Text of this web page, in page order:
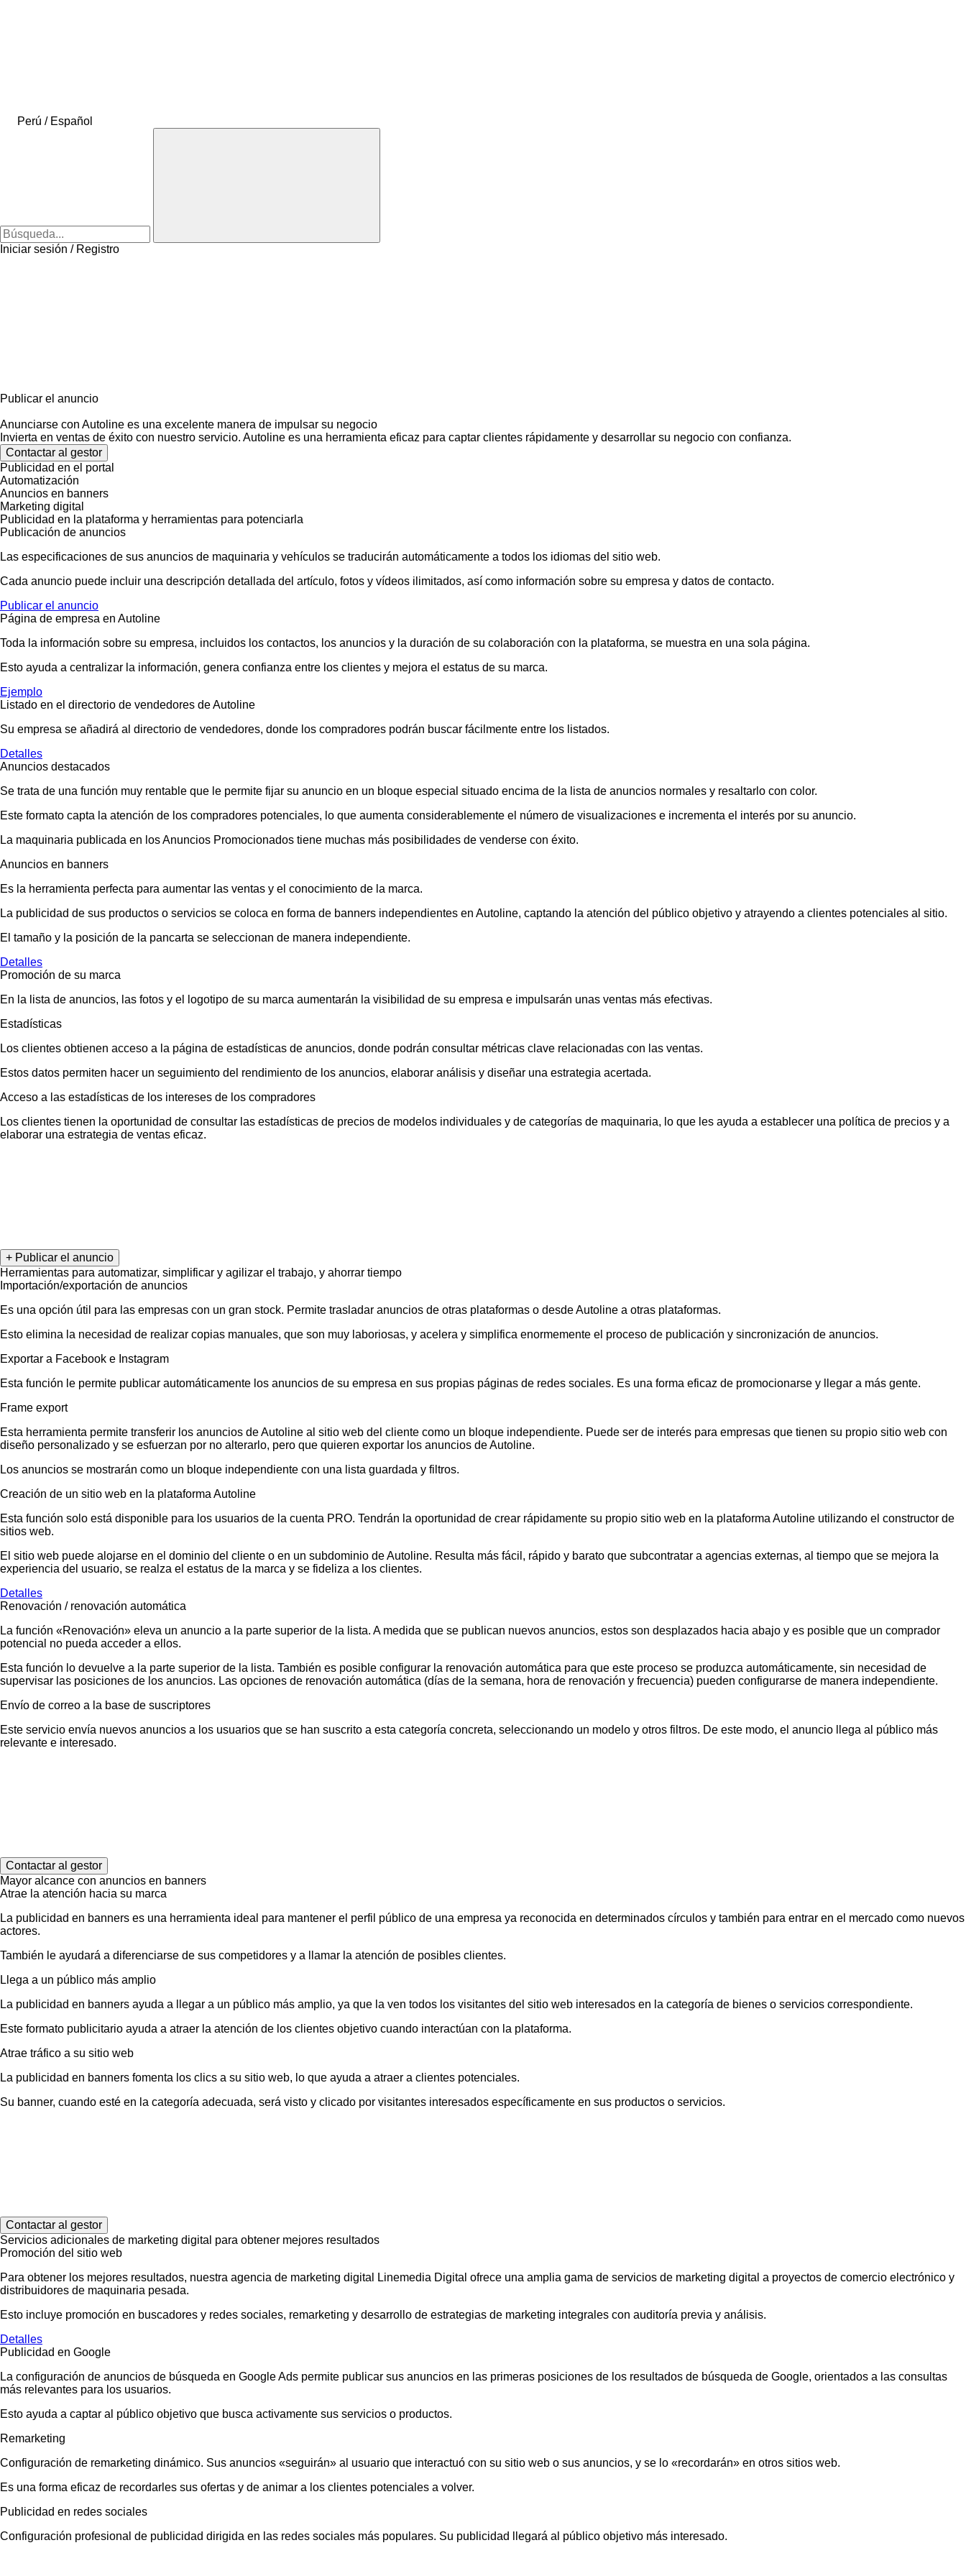
Perú / Español
Iniciar sesión / Registro
Publicar el anuncio
Anunciarse con Autoline es una excelente manera de impulsar su negocio
Invierta en ventas de éxito con nuestro servicio. Autoline es una herramienta eficaz para captar clientes rápidamente y desarrollar su negocio con confianza.
Contactar al gestor
Publicidad en el portal
Automatización
Anuncios en banners
Marketing digital
Publicidad en la plataforma y herramientas para potenciarla
Publicación de anuncios
Las especificaciones de sus anuncios de maquinaria y vehículos se traducirán automáticamente a todos los idiomas del sitio web.
Cada anuncio puede incluir una descripción detallada del artículo, fotos y vídeos ilimitados, así como información sobre su empresa y datos de contacto.
Publicar el anuncio
Página de empresa en Autoline
Toda la información sobre su empresa, incluidos los contactos, los anuncios y la duración de su colaboración con la plataforma, se muestra en una sola página.
Esto ayuda a centralizar la información, genera confianza entre los clientes y mejora el estatus de su marca.
Ejemplo
Listado en el directorio de vendedores de Autoline
Su empresa se añadirá al directorio de vendedores, donde los compradores podrán buscar fácilmente entre los listados.
Detalles
Anuncios destacados
Se trata de una función muy rentable que le permite fijar su anuncio en un bloque especial situado encima de la lista de anuncios normales y resaltarlo con color.
Este formato capta la atención de los compradores potenciales, lo que aumenta considerablemente el número de visualizaciones e incrementa el interés por su anuncio.
La maquinaria publicada en los Anuncios Promocionados tiene muchas más posibilidades de venderse con éxito.
Anuncios en banners
Es la herramienta perfecta para aumentar las ventas y el conocimiento de la marca.
La publicidad de sus productos o servicios se coloca en forma de banners independientes en Autoline, captando la atención del público objetivo y atrayendo a clientes potenciales al sitio.
El tamaño y la posición de la pancarta se seleccionan de manera independiente.
Detalles
Promoción de su marca
En la lista de anuncios, las fotos y el logotipo de su marca aumentarán la visibilidad de su empresa e impulsarán unas ventas más efectivas.
Estadísticas
Los clientes obtienen acceso a la página de estadísticas de anuncios, donde podrán consultar métricas clave relacionadas con las ventas.
Estos datos permiten hacer un seguimiento del rendimiento de los anuncios, elaborar análisis y diseñar una estrategia acertada.
Acceso a las estadísticas de los intereses de los compradores
Los clientes tienen la oportunidad de consultar las estadísticas de precios de modelos individuales y de categorías de maquinaria, lo que les ayuda a establecer una política de precios y a
elaborar una estrategia de ventas eficaz.
+ Publicar el anuncio
Herramientas para automatizar, simplificar y agilizar el trabajo, y ahorrar tiempo
Importación/exportación de anuncios
Es una opción útil para las empresas con un gran stock. Permite trasladar anuncios de otras plataformas o desde Autoline a otras plataformas.
Esto elimina la necesidad de realizar copias manuales, que son muy laboriosas, y acelera y simplifica enormemente el proceso de publicación y sincronización de anuncios.
Exportar a Facebook e Instagram
Esta función le permite publicar automáticamente los anuncios de su empresa en sus propias páginas de redes sociales. Es una forma eficaz de promocionarse y llegar a más gente.
Frame export
Esta herramienta permite transferir los anuncios de Autoline al sitio web del cliente como un bloque independiente. Puede ser de interés para empresas que tienen su propio sitio web con
diseño personalizado y se esfuerzan por no alterarlo, pero que quieren exportar los anuncios de Autoline.
Los anuncios se mostrarán como un bloque independiente con una lista guardada y filtros.
Creación de un sitio web en la plataforma Autoline
Esta función solo está disponible para los usuarios de la cuenta PRO. Tendrán la oportunidad de crear rápidamente su propio sitio web en la plataforma Autoline utilizando el constructor de
sitios web.
El sitio web puede alojarse en el dominio del cliente o en un subdominio de Autoline. Resulta más fácil, rápido y barato que subcontratar a agencias externas, al tiempo que se mejora la
experiencia del usuario, se realza el estatus de la marca y se fideliza a los clientes.
Detalles
Renovación / renovación automática
La función «Renovación» eleva un anuncio a la parte superior de la lista. A medida que se publican nuevos anuncios, estos son desplazados hacia abajo y es posible que un comprador
potencial no pueda acceder a ellos.
Esta función lo devuelve a la parte superior de la lista. También es posible configurar la renovación automática para que este proceso se produzca automáticamente, sin necesidad de
supervisar las posiciones de los anuncios. Las opciones de renovación automática (días de la semana, hora de renovación y frecuencia) pueden configurarse de manera independiente.
Envío de correo a la base de suscriptores
Este servicio envía nuevos anuncios a los usuarios que se han suscrito a esta categoría concreta, seleccionando un modelo y otros filtros. De este modo, el anuncio llega al público más
relevante e interesado.
Contactar al gestor
Mayor alcance con anuncios en banners
Atrae la atención hacia su marca
La publicidad en banners es una herramienta ideal para mantener el perfil público de una empresa ya reconocida en determinados círculos y también para entrar en el mercado como nuevos
actores.
También le ayudará a diferenciarse de sus competidores y a llamar la atención de posibles clientes.
Llega a un público más amplio
La publicidad en banners ayuda a llegar a un público más amplio, ya que la ven todos los visitantes del sitio web interesados en la categoría de bienes o servicios correspondiente.
Este formato publicitario ayuda a atraer la atención de los clientes objetivo cuando interactúan con la plataforma.
Atrae tráfico a su sitio web
La publicidad en banners fomenta los clics a su sitio web, lo que ayuda a atraer a clientes potenciales.
Su banner, cuando esté en la categoría adecuada, será visto y clicado por visitantes interesados específicamente en sus productos o servicios.
Contactar al gestor
Servicios adicionales de marketing digital para obtener mejores resultados
Promoción del sitio web
Para obtener los mejores resultados, nuestra agencia de marketing digital Linemedia Digital ofrece una amplia gama de servicios de marketing digital a proyectos de comercio electrónico y
distribuidores de maquinaria pesada.
Esto incluye promoción en buscadores y redes sociales, remarketing y desarrollo de estrategias de marketing integrales con auditoría previa y análisis.
Detalles
Publicidad en Google
La configuración de anuncios de búsqueda en Google Ads permite publicar sus anuncios en las primeras posiciones de los resultados de búsqueda de Google, orientados a las consultas
más relevantes para los usuarios.
Esto ayuda a captar al público objetivo que busca activamente sus servicios o productos.
Remarketing
Configuración de remarketing dinámico. Sus anuncios «seguirán» al usuario que interactuó con su sitio web o sus anuncios, y se lo «recordarán» en otros sitios web.
Es una forma eficaz de recordarles sus ofertas y de animar a los clientes potenciales a volver.
Publicidad en redes sociales
Configuración profesional de publicidad dirigida en las redes sociales más populares. Su publicidad llegará al público objetivo más interesado.